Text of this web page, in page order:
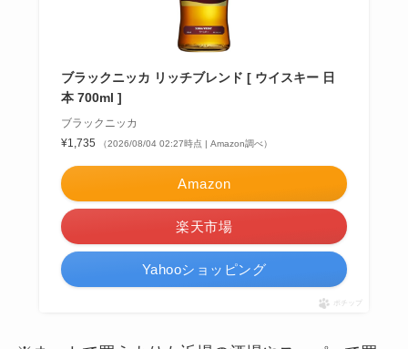
ブラックニッカ リッチブレンド [ ウイスキー 日
本 700ml ]
ブラックニッカ
¥1,735
（2026/08/04 02:27時点 | Amazon調べ）
Amazon
楽天市場
Yahooショッピング
ポチップ